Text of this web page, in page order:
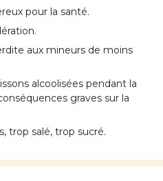
pour la santé.
aux mineurs de moins
alcoolisées pendant la
graves sur la
trop salé, trop sucré.